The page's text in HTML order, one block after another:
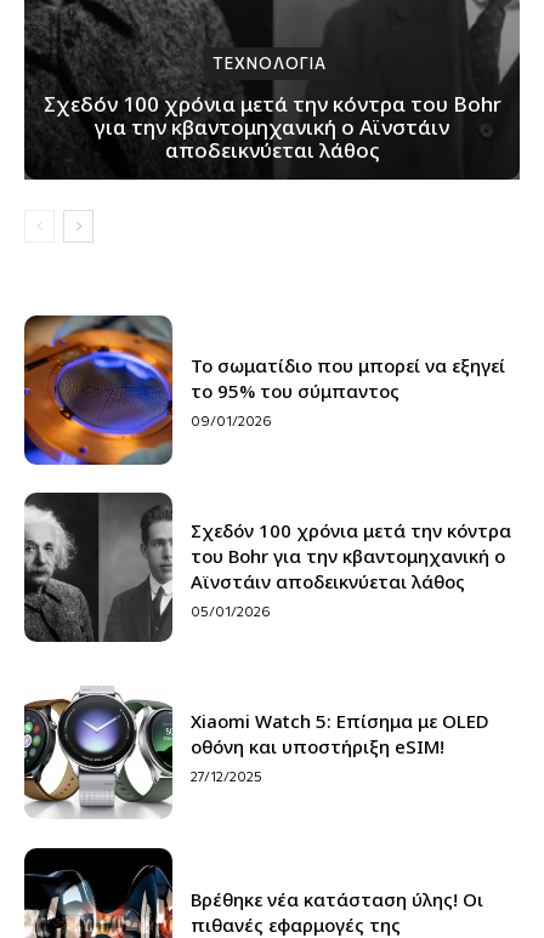
ΤΕΧΝΟΛΟΓΙΑ
Σχεδόν 100 χρόνια μετά την κόντρα του Bohr
για την κβαντομηχανική ο Αϊνστάιν
αποδεικνύεται λάθος
Το σωματίδιο που μπορεί να εξηγεί
το 95% του σύμπαντος
09/01/2026
Σχεδόν 100 χρόνια μετά την κόντρα
του Bohr για την κβαντομηχανική ο
Αϊνστάιν αποδεικνύεται λάθος
05/01/2026
Xiaomi Watch 5: Επίσημα με OLED
οθόνη και υποστήριξη eSIM!
27/12/2025
Βρέθηκε νέα κατάσταση ύλης! Οι
πιθανές εφαρμογές της